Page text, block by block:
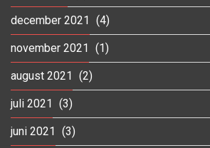
december 2021 (4)
november 2021 (1)
august 2021 (2)
juli 2021 (3)
juni 2021 (3)